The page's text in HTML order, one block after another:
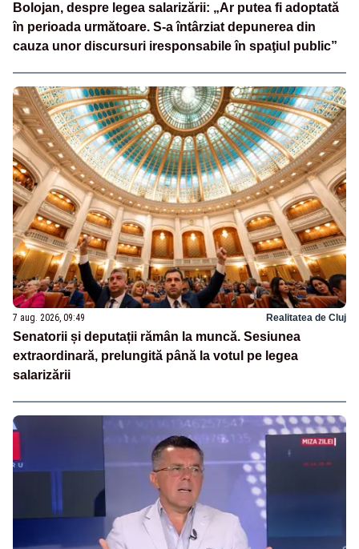
Bolojan, despre legea salarizării: „Ar putea fi adoptată
în perioada următoare. S-a întârziat depunerea din
cauza unor discursuri iresponsabile în spaţiul public”
7 aug. 2026, 09:49 Realitatea de Cluj
Senatorii și deputații rămân la muncă. Sesiunea
extraordinară, prelungită până la votul pe legea
salarizării